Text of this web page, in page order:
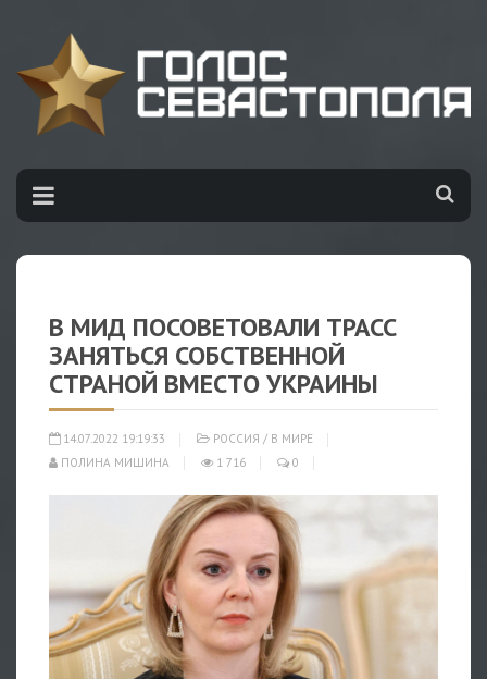
В МИД ПОСОВЕТОВАЛИ ТРАСС
ЗАНЯТЬСЯ СОБСТВЕННОЙ
СТРАНОЙ ВМЕСТО УКРАИНЫ
14.07.2022 19:19:33 РОССИЯ / В МИРЕ
ПОЛИНА МИШИНА
1 716 0